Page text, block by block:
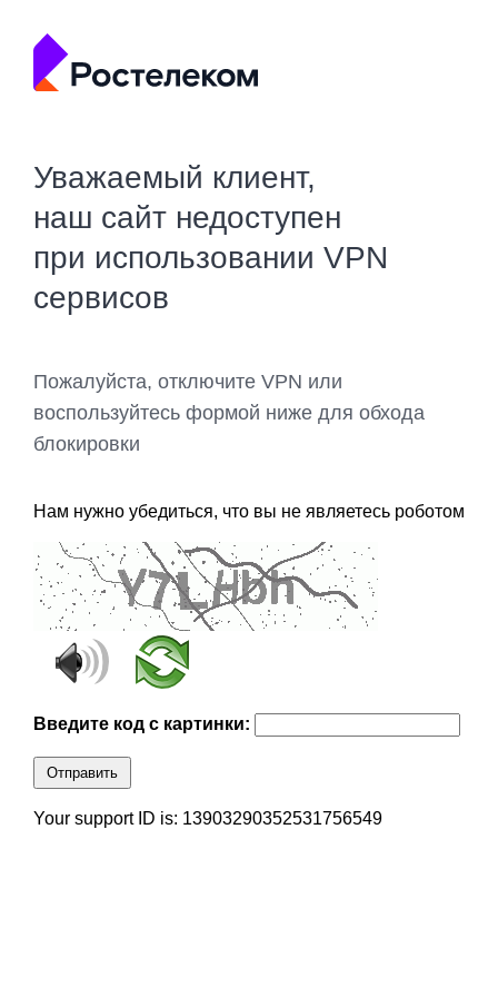
Уважаемый клиент,
наш сайт недоступен
при использовании VPN
сервисов
Пожалуйста, отключите VPN или
воспользуйтесь формой ниже для обхода
блокировки
Нам нужно убедиться, что вы не являетесь роботом
Введите код с картинки:
Отправить
Your support ID is: 13903290352531756549